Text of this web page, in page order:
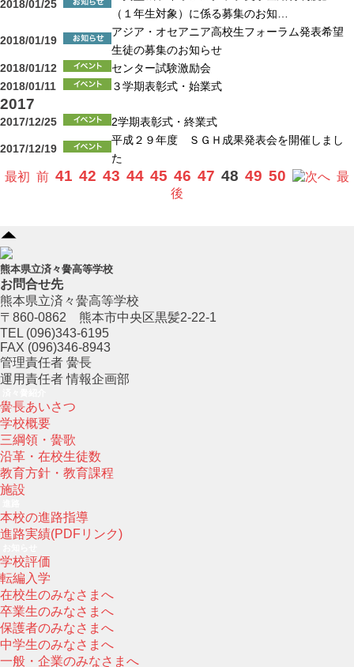
2018/01/25
（１年生対象）に係る募集のお知…
2018/01/19
アジア・オセアニア高校生フォーラム発表希望
生徒の募集のお知らせ
2018/01/12
センター試験激励会
2018/01/11
３学期表彰式・始業式
2017
2017/12/25 2学期表彰式・終業式
2017/12/19
平成２９年度 ＳＧＨ成果発表会を開催しまし
た
最初 前 41 42 43 44 45 46 47 48 49 50 へ 最
後
熊本県立済々黌高等学校
お問合せ先
熊本県立済々黌高等学校
〒860-0862 熊本市中央区黒髪2-22-1
TEL (096)343-6195
FAX (096)346-8943
管理責任者 黌長
運用責任者 情報企画部
黌長あいさつ
学校概要
三綱領・黌歌
沿革・在校生徒数
教育方針・教育課程
施設
本校の進路指導
進路実績(PDFリンク)
学校評価
転編入学
在校生のみなさまへ
卒業生のみなさまへ
保護者のみなさまへ
中学生のみなさまへ
一般・企業のみなさまへ